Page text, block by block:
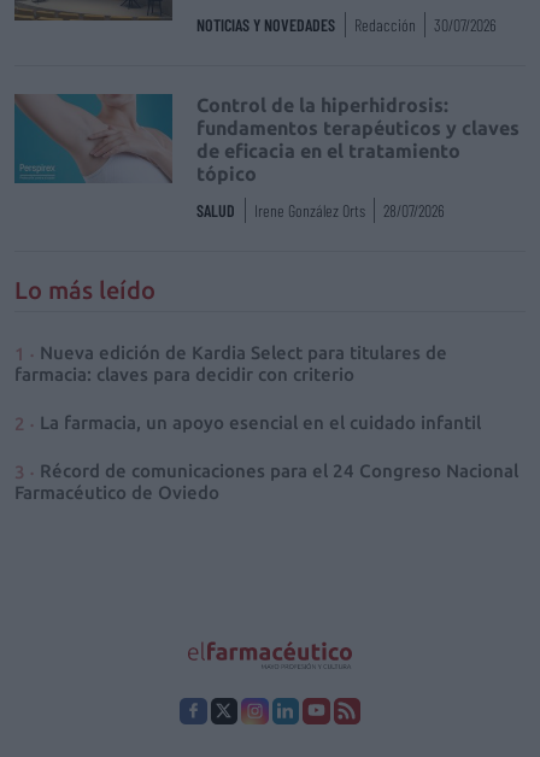
NOTICIAS Y NOVEDADES Redacción 30/07/2026
Control de la hiperhidrosis:
fundamentos terapéuticos y claves
de eficacia en el tratamiento
tópico
SALUD Irene González Orts 28/07/2026
Lo más leído
Nueva edición de Kardia Select para titulares de
farmacia: claves para decidir con criterio
La farmacia, un apoyo esencial en el cuidado infantil
Récord de comunicaciones para el 24 Congreso Nacional
Farmacéutico de Oviedo